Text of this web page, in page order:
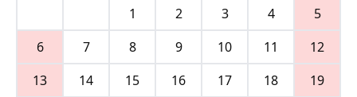
1
2 3 4
5
6
7 8 9 10 11
12
13
14 15 16 17 18
19